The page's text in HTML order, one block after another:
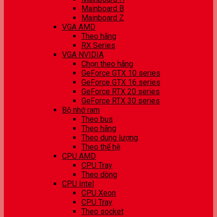
Mainboard B
Mainboard Z
VGA AMD
Theo hãng
RX Series
VGA NVIDIA
Chọn theo hãng
GeForce GTX 10 series
GeForce GTX 16 series
GeForce RTX 20 series
GeForce RTX 30 series
Bộ nhớ ram
Theo bus
Theo hãng
Theo dung lượng
Theo thế hệ
CPU AMD
CPU Tray
Theo dòng
CPU Intel
CPU Xeon
CPU Tray
Theo socket